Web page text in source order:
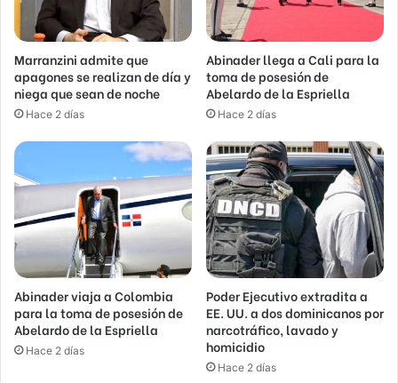
Marranzini admite que
apagones se realizan de día y
niega que sean de noche
Hace 2 días
Abinader llega a Cali para la
toma de posesión de
Abelardo de la Espriella
Hace 2 días
Abinader viaja a Colombia
para la toma de posesión de
Abelardo de la Espriella
Hace 2 días
Poder Ejecutivo extradita a
EE. UU. a dos dominicanos por
narcotráfico, lavado y
homicidio
Hace 2 días